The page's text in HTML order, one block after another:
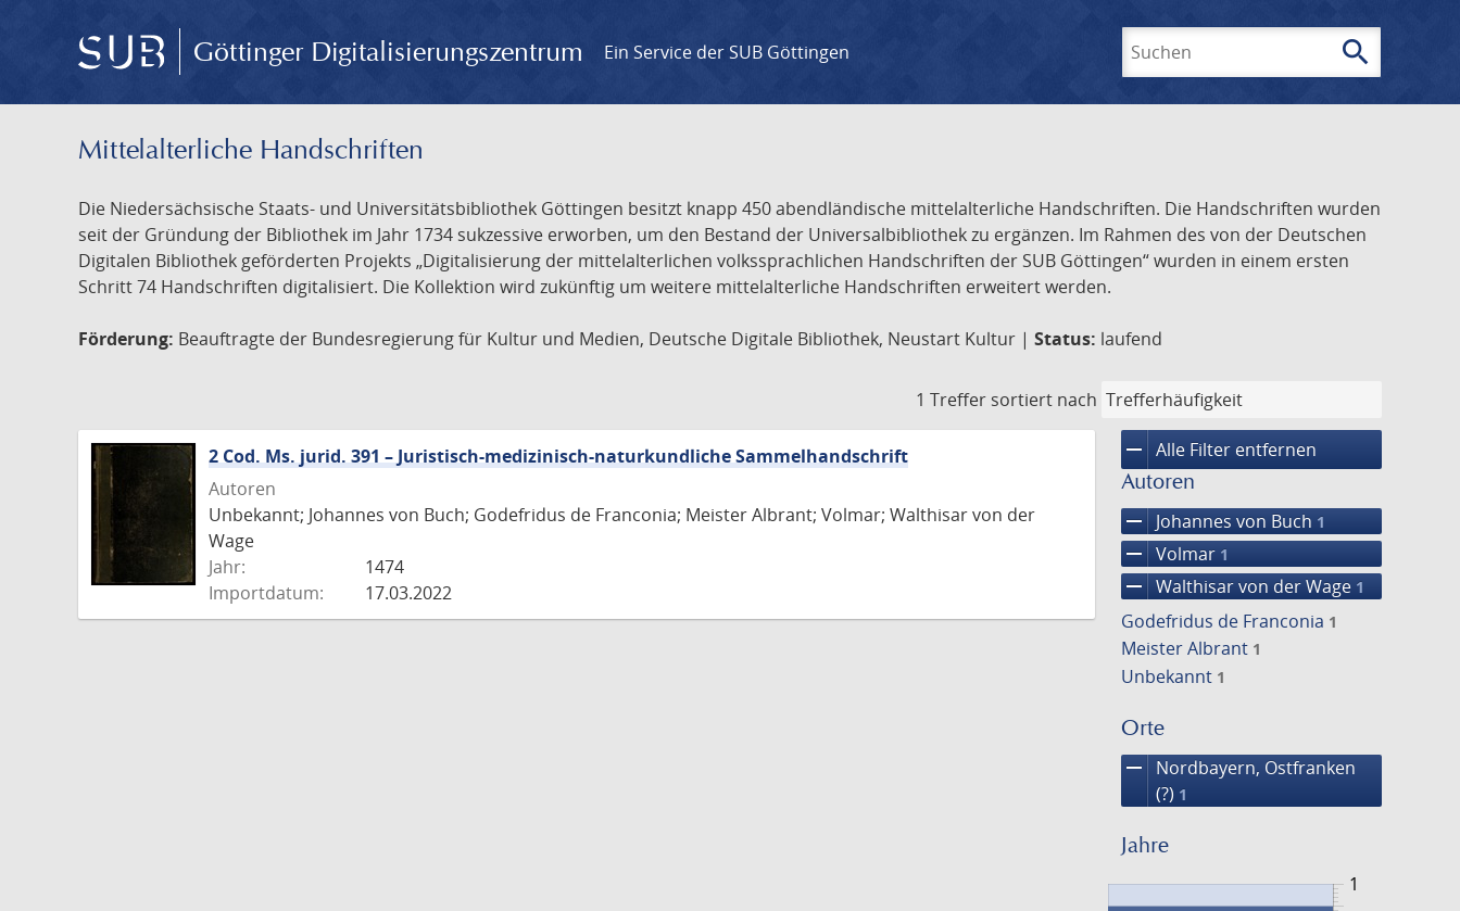
Göttinger Digitalisierungszentrum Ein Service der SUB Göttingen search
Mittelalterliche Handschriften
Die Niedersächsische Staats- und Universitätsbibliothek Göttingen besitzt knapp 450 abendländische mittelalterliche Handschriften. Die Handschriften wurden
seit der Gründung der Bibliothek im Jahr 1734 sukzessive erworben, um den Bestand der Universalbibliothek zu ergänzen. Im Rahmen des von der Deutschen
Digitalen Bibliothek geförderten Projekts „Digitalisierung der mittelalterlichen volkssprachlichen Handschriften der SUB Göttingen“ wurden in einem ersten
Schritt 74 Handschriften digitalisiert. Die Kollektion wird zukünftig um weitere mittelalterliche Handschriften erweitert werden.
Förderung: Beauftragte der Bundesregierung für Kultur und Medien, Deutsche Digitale Bibliothek, Neustart Kultur | Status: laufend
1 Treffer sortiert nach
remove Alle Filter entfernen
Autoren
remove Johannes von Buch 1
remove Volmar 1
remove Walthisar von der Wage 1
Godefridus de Franconia 1
Meister Albrant 1
Unbekannt 1
Orte
remove
Nordbayern, Ostfranken
(?) 1
Jahre
1
2 Cod. Ms. jurid. 391 – Juristisch-medizinisch-naturkundliche Sammelhandschrift
Autoren
Unbekannt; Johannes von Buch; Godefridus de Franconia; Meister Albrant; Volmar; Walthisar von der
Wage
Jahr:
1474
Importdatum:
17.03.2022